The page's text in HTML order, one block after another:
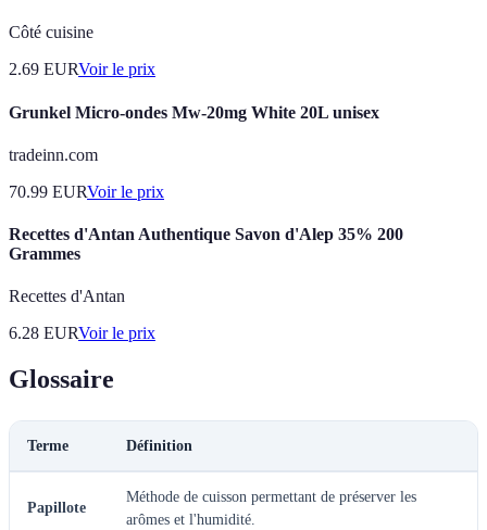
Côté cuisine
2.69 EURVoir le prix
Grunkel Micro-ondes Mw-20mg White 20L unisex
tradeinn.com
70.99 EURVoir le prix
Recettes d'Antan Authentique Savon d'Alep 35% 200
Grammes
Recettes d'Antan
6.28 EURVoir le prix
Glossaire
Terme Définition
Papillote
Méthode de cuisson permettant de préserver les
arômes et l'humidité.